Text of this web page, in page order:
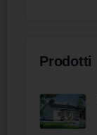
Prodotti